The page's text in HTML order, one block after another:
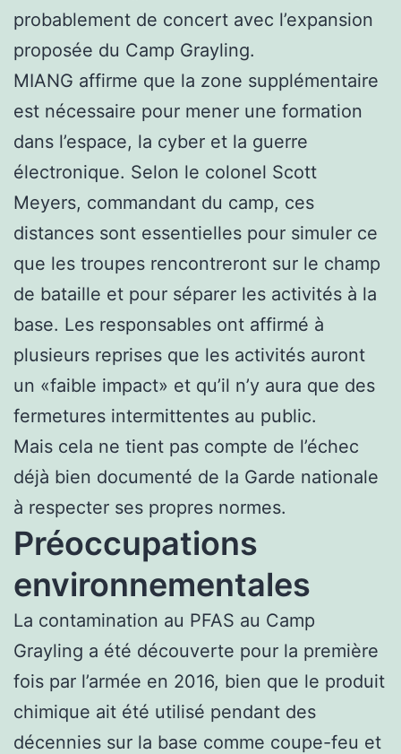
probablement de concert avec l’expansion
proposée du Camp Grayling.
MIANG affirme que la zone supplémentaire
est nécessaire pour mener une formation
dans l’espace, la cyber et la guerre
électronique. Selon le colonel Scott
Meyers, commandant du camp, ces
distances sont essentielles pour simuler ce
que les troupes rencontreront sur le champ
de bataille et pour séparer les activités à la
base. Les responsables ont affirmé à
plusieurs reprises que les activités auront
un «faible impact» et qu’il n’y aura que des
fermetures intermittentes au public.
Mais cela ne tient pas compte de l’échec
déjà bien documenté de la Garde nationale
à respecter ses propres normes.
Préoccupations
environnementales
La contamination au PFAS au Camp
Grayling a été découverte pour la première
fois par l’armée en 2016, bien que le produit
chimique ait été utilisé pendant des
décennies sur la base comme coupe-feu et